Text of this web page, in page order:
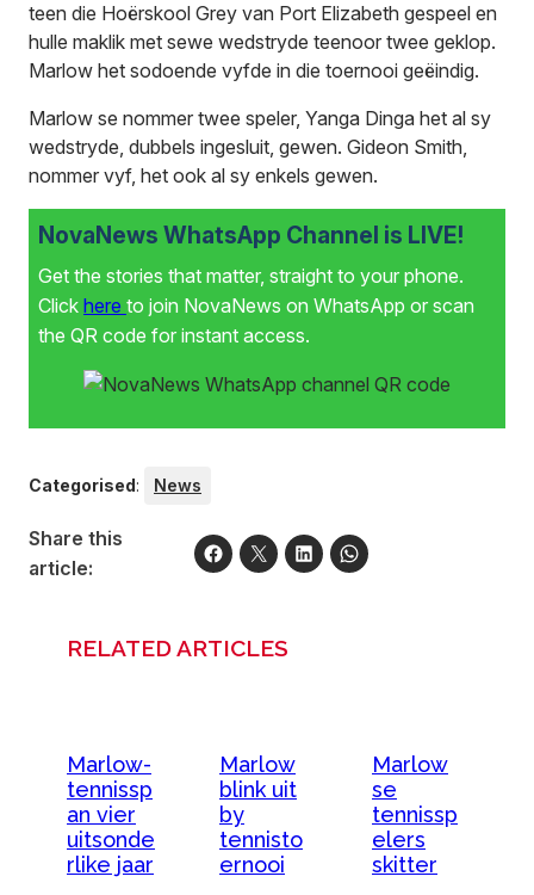
teen die Hoërskool Grey van Port Elizabeth gespeel en
hulle maklik met sewe wedstryde teenoor twee geklop.
Marlow het sodoende vyfde in die toernooi geëindig.
Marlow se nommer twee speler, Yanga Dinga het al sy
wedstryde, dubbels ingesluit, gewen. Gideon Smith,
nommer vyf, het ook al sy enkels gewen.
NovaNews WhatsApp Channel is LIVE!
Get the stories that matter, straight to your phone.
Click here to join NovaNews on WhatsApp or scan
the QR code for instant access.
Categorised: News
Share this
article:
RELATED ARTICLES
Marlow-
tennissp
an vier
uitsonde
rlike jaar
Marlow
blink uit
by
tennisto
ernooi
Marlow
se
tennissp
elers
skitter